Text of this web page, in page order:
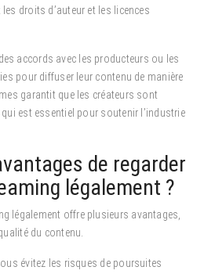
droits d’auteur et les licences
accords avec les producteurs ou les
pour diffuser leur contenu de manière
garantit que les créateurs sont
est essentiel pour soutenir l’industrie
de regarder
légalement ?
légalement offre plusieurs avantages,
du contenu.
évitez les risques de poursuites